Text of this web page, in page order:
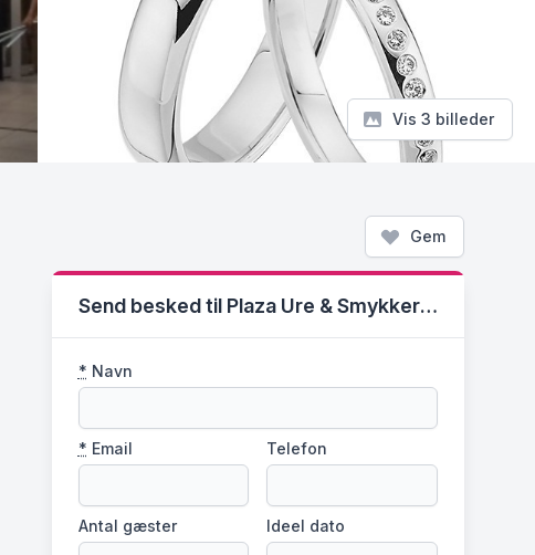
Vis 3 billeder
Gem
Send besked til Plaza Ure & Smykker - Lyngby
* Navn
* Email Telefon
Antal gæster Ideel dato